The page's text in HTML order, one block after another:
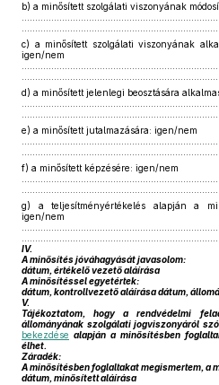
b) a minősített szolgálati viszonyának
c) a minősített szolgálati viszonyának
igen/nem
d) a minősített jelenlegi beosztására
e) a minősített jutalmazására: igen/nem
f) a minősített képzésére: igen/nem
g) a teljesítményértékelés alapján a
igen/nem
IV.
A minősítés jóváhagyását javasolom:
dátum, értékelő vezető aláírása
A minősítéssel egyetértek:
dátum, kontrollvezető aláírása dátum,
V.
Tájékoztatom, hogy a rendvédelmi
állományának szolgálati jogviszonyáról
bekezdése alapján a minősítésben
élhet.
Záradék:
A minősítésben foglaltakat megismertem, a
dátum, minősített aláírása